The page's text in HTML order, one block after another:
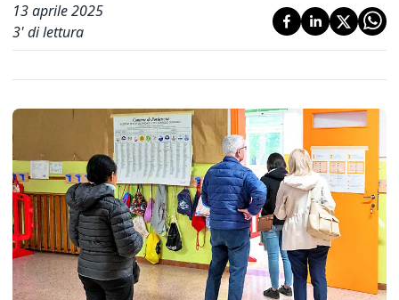
13 aprile 2025
3' di lettura